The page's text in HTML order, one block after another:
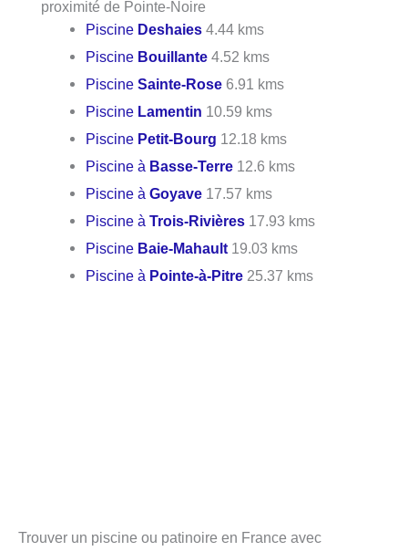
proximité de Pointe-Noire
Piscine Deshaies 4.44 kms
Piscine Bouillante 4.52 kms
PiscineSainte-Rose 6.91 kms
Piscine Lamentin 10.59 kms
Piscine Petit-Bourg 12.18 kms
Piscine à Basse-Terre 12.6 kms
Piscine àGoyave 17.57 kms
Piscine àTrois-Rivières 17.93 kms
Piscine Baie-Mahault 19.03 kms
Piscine à Pointe-à-Pitre 25.37 kms
Trouver un piscine ou patinoire en France avec